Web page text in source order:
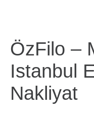
ÖzFilo –
Istanbul
Nakliyat